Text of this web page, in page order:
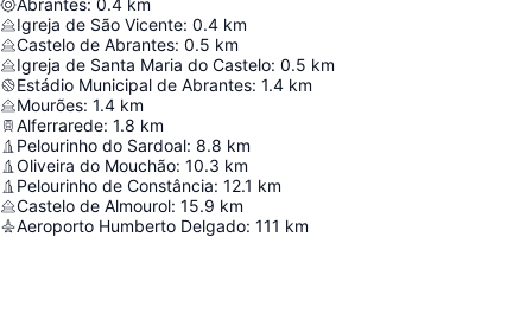
Abrantes: 0.4 km
Igreja de São Vicente: 0.4 km
Castelo de Abrantes: 0.5 km
Igreja de Santa Maria do Castelo: 0.5 km
Estádio Municipal de Abrantes: 1.4 km
Mourões: 1.4 km
Alferrarede: 1.8 km
Pelourinho do Sardoal: 8.8 km
Oliveira do Mouchão: 10.3 km
Pelourinho de Constância: 12.1 km
Castelo de Almourol: 15.9 km
Aeroporto Humberto Delgado: 111 km